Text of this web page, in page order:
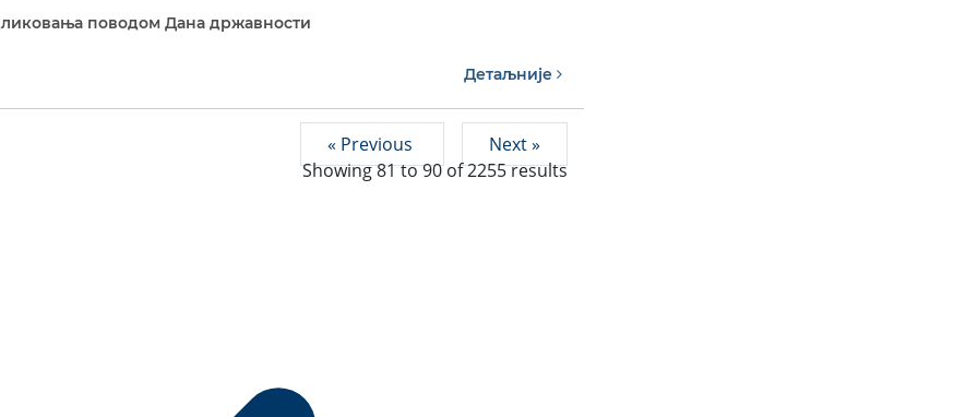
поводом Дана државности
Детаљније
« Previous
Next »
Showing81to90of2255results